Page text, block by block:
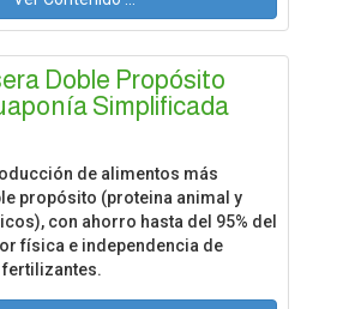
Doble Propósito
Simplificada
de alimentos más
propósito (proteina animal y
con ahorro hasta del 95% del
física e independencia de